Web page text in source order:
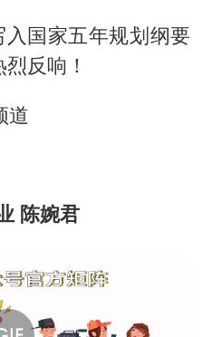
入国家五年规划纲要
反响！
道
陈婉君